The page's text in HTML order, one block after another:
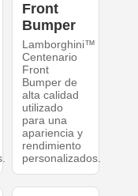
Front
Bumper
Lamborghini™
Centenario
Front
Bumper de
alta calidad
utilizado
para una
apariencia y
rendimiento
personalizados.